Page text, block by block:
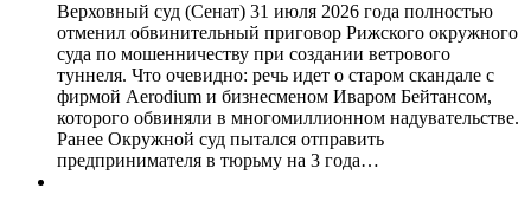
Верховный суд (Сенат) 31 июля 2026 года полностью
отменил обвинительный приговор Рижского окружного
суда по мошенничеству при создании ветрового
туннеля. Что очевидно: речь идет о старом скандале с
фирмой Aerodium и бизнесменом Иваром Бейтансом,
которого обвиняли в многомиллионном надувательстве.
Ранее Окружной суд пытался отправить
предпринимателя в тюрьму на 3 года…